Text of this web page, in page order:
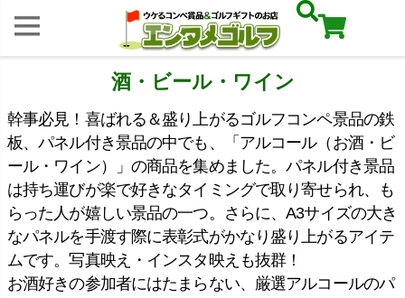
酒・ビール・ワイン
幹事必見！喜ばれる＆盛り上がるゴルフコンペ景品の鉄
板、パネル付き景品の中でも、「アルコール（お酒・ビ
ール・ワイン）」の商品を集めました。パネル付き景品
は持ち運びが楽で好きなタイミングで取り寄せられ、も
らった人が嬉しい景品の一つ。さらに、A3サイズの大き
なパネルを手渡す際に表彰式がかなり盛り上がるアイテ
ムです。写真映え・インスタ映えも抜群！
お酒好きの参加者にはたまらない、厳選アルコールのパ